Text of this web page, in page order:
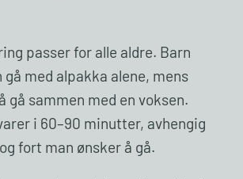
passer for alle aldre. Barn
gå med alpakka alene, mens
gå sammen med en voksen.
i 60–90 minutter, avhengig
fort man ønsker å gå.